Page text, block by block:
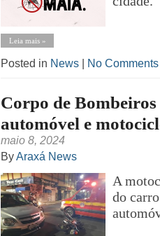
Leia mais »
Posted in News No
Corpo de
automóvel e
maio 8, 2024
ByAraxá News
A
do